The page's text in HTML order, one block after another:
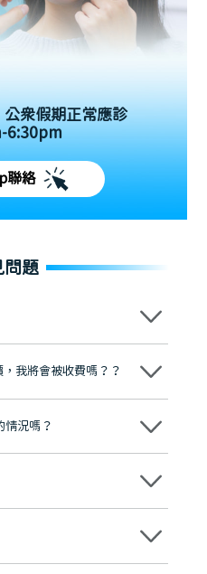
眾假期正常應診
6:30pm
聯絡
問題
訓，各分院匯聚來自香港、內地的
是諾貝爾種植系統全球放心植牙中
顧客，受到粵港澳大灣區及周邊城
海、深圳設有八大分院，香港亦設
都可以隨時預約免費咨詢，讓人十
我將會被收費嗎？？
不會被收取任何費用。
情況嗎？
案及對應的價錢，顧客同意並簽字
收取費用，而匯率會及時告知客人
聯絡我們，告知我們你原本預約